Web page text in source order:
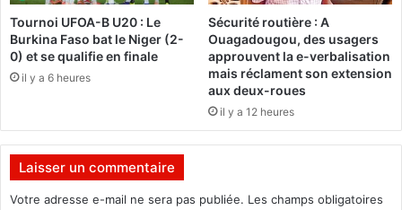
é
sà
O
u
a
d
u
g
Tournoi UFOA-B U20 : Le
Burkina Faso bat le Niger (2-
0) et se qualifie en finale
il y a 6 heures
Sécurité routière : A
Ouagadougou, des usagers
approuvent la e-verbalisation
mais réclament son extension
aux deux-roues
il y a 12 heures
Laisser un commentaire
Votre adresse e-mail ne sera pas publiée. Les champs obligatoires